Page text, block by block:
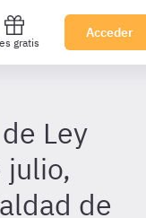
gratis
Acceder
Ley
de